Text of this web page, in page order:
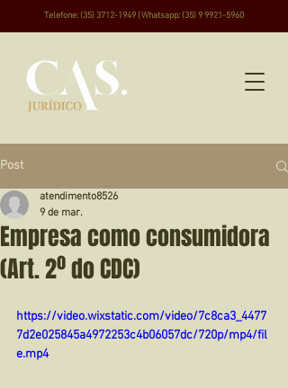
Telefone:(35) 3712-1949 |Whatsapp:(35) 9 9921-5960
Post
Empresa como consumidora
(Art. 2º do CDC)
atendimento8526
9 de mar.
https://video.wixstatic.com/video/7c8ca3_4477
7d2e025845a4972253c4b06057dc/720p/mp4/fil
e.mp4